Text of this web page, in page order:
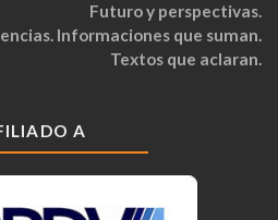
Futuro y perspectivas.
Informaciones que suman.
Textos que aclaran.
A